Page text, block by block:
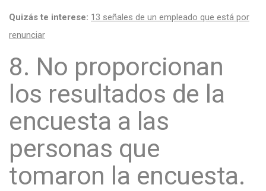
Quizás te interese: 13 señales de un empleado que está por
renunciar
8. No proporcionan
los resultados de la
encuesta a las
personas que
tomaron la encuesta.